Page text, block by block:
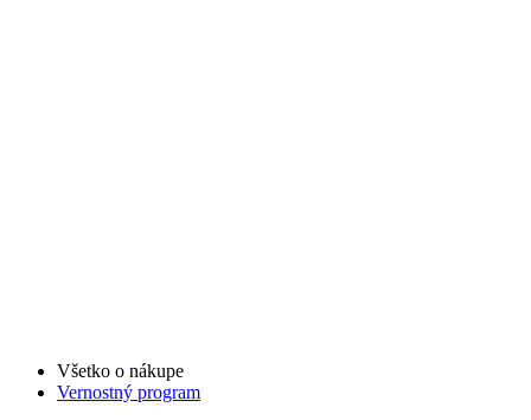
Všetko o nákupe
Vernostný program